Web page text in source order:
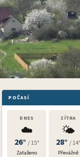
POČASÍ
DNES
☁️
26° / 15°
Zataženo
ZÍTRA
🌤️
28° / 14°
Převážně